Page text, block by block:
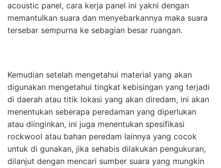
acoustic panel, cara kerja panel ini yakni dengan
memantulkan suara dan menyebarkannya maka suara
tersebar sempurna ke sebagian besar ruangan.
Kemudian setelah mengetahui material yang akan
digunakan mengetahui tingkat kebisingan yang terjadi
di daerah atau titik lokasi yang akan diredam, ini akan
menentukan seberapa peredaman yang diperlukan
atau diinginkan, ini juga menentukan spesifikasi
rockwool atau bahan peredam lainnya yang cocok
untuk di gunakan, jika sehabis dilakukan pengukuran,
dilanjut dengan mencari sumber suara yang mungkin